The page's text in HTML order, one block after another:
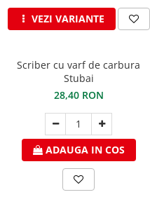
Accesorii ciocane
Scule
Dispozitiv de indoit
Expandoare
Fierastraie
Topoare
Structuri fatade ventilate
VEZI VARIANTE
Scriber cu varf de carbura
Stubai
28,40 RON
ADAUGA IN COS